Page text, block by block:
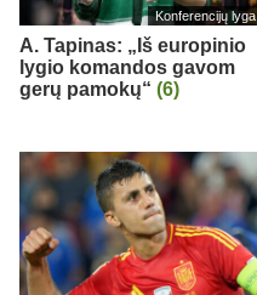
Konferencijų lyga
A. Tapinas: „Iš europinio
lygio komandos gavom
gerų pamokų“ (6)